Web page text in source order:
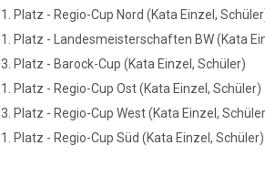
1. Platz - Regio-Cup Nord (Kata Einzel,
1. Platz - Landesmeisterschaften BW (Kata
3. Platz - Barock-Cup (Kata Einzel, Schüler)
1. Platz - Regio-Cup Ost (Kata Einzel, Schüler)
3. Platz - Regio-Cup West (Kata Einzel,
1. Platz - Regio-Cup Süd (Kata Einzel, Schüler)